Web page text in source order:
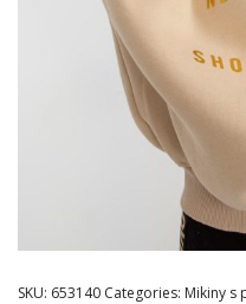
SKU: 653140 Categories: Mikiny s